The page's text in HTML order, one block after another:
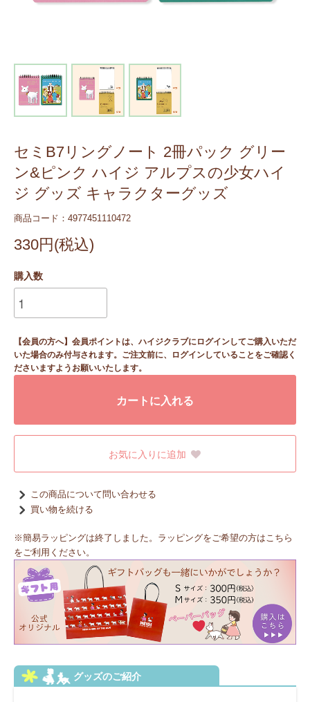
セミB7リングノート 2冊パック グリー
ン&ピンク ハイジ アルプスの少女ハイ
ジ グッズ キャラクターグッズ
商品コード：4977451110472
330円(税込)
購入数
【会員の方へ】会員ポイントは、ハイジクラブにログインしてご購入いただ
いた場合のみ付与されます。ご注文前に、ログインしていることをご確認く
ださいますようお願いいたします。
カートに入れる
お気に入りに追加
この商品について問い合わせる
買い物を続ける
※簡易ラッピングは終了しました。ラッピングをご希望の方はこちら
をご利用ください。